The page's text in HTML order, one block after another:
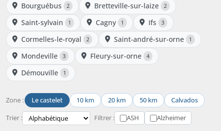
Bourguébus 2 Bretteville-sur-laize 2
Saint-sylvain 1 Cagny 1 Ifs 3
Cormelles-le-royal 2 Saint-andré-sur-orne 1
Mondeville 3 Fleury-sur-orne 4
Démouville 1
Zone : Le castelet 10 km 20 km 50 km Calvados
Trier : Filtrer : ASH Alzheimer